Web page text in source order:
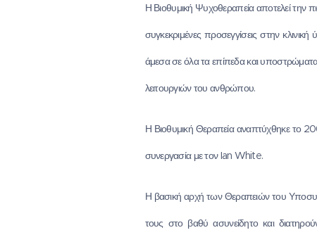
Η Βιοθυμική Ψυχοθεραπεία αποτελεί την
συγκεκριμένες προσεγγίσεις στην
άμεσα σε όλα τα επίπεδα και
λειτουργιών του ανθρώπου.
Η Βιοθυμική Θεραπεία αναπτύχθηκε το
συνεργασία με τον Ian White.
Η βασική αρχή των Θεραπειών του
τους στο βαθύ ασυνείδητο και